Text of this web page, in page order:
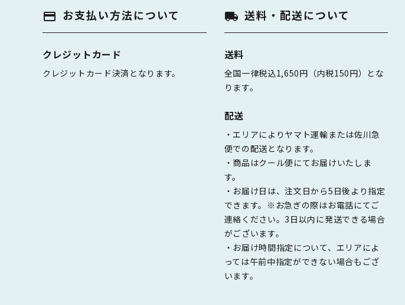
payment お支払い方法について
クレジットカード
クレジットカード決済となります。
local_shipping 送料・配送について
送料
全国一律税込1,650円（内税150円）とな
ります。
配送
・エリアによりヤマト運輸または佐川急
便での配送となります。
・商品はクール便にてお届けいたしま
す。
・お届け日は、注文日から5日後より指定
できます。※お急ぎの際はお電話にてご
連絡ください。3日以内に発送できる場合
がございます。
・お届け時間指定について、エリアによ
っては午前中指定ができない場合もござ
います。